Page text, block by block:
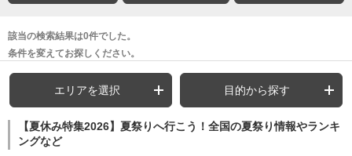
該当の検索結果は0件でした。
条件を変えてお探しください。
エリアを選択 目的から探す
【夏休み特集2026】夏祭りへ行こう！全国の夏祭り情報やランキ
ングなど